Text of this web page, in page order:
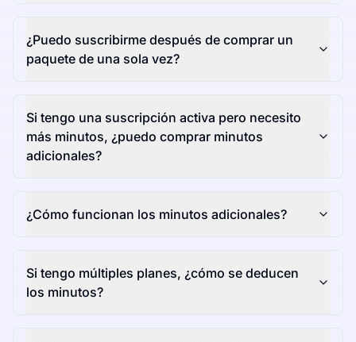
¿Puedo suscribirme después de comprar un
paquete de una sola vez?
Si tengo una suscripción activa pero necesito
más minutos, ¿puedo comprar minutos
adicionales?
¿Cómo funcionan los minutos adicionales?
Si tengo múltiples planes, ¿cómo se deducen
los minutos?